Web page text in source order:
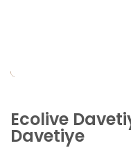
Ecolive
Davetiye